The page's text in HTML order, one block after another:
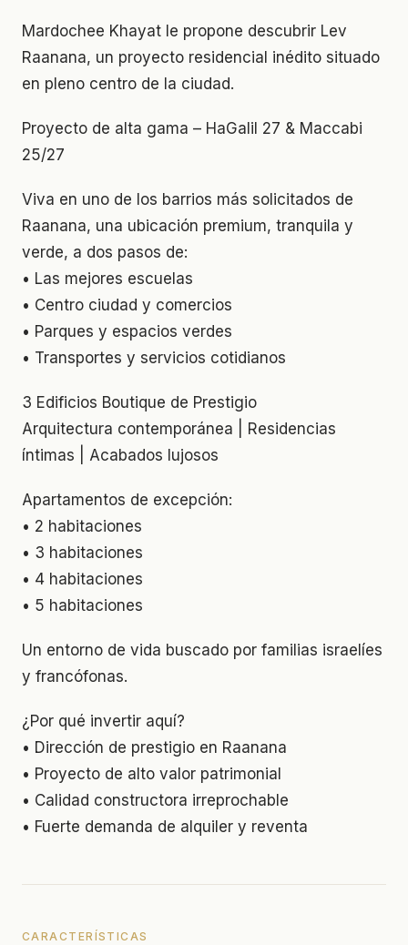
Mardochee Khayat le propone descubrir Lev
Raanana, un proyecto residencial inédito situado
en pleno centro de la ciudad.
Proyecto de alta gama – HaGalil 27 & Maccabi
25/27
Viva en uno de los barrios más solicitados de
Raanana, una ubicación premium, tranquila y
verde, a dos pasos de:
• Las mejores escuelas
• Centro ciudad y comercios
• Parques y espacios verdes
• Transportes y servicios cotidianos
3 Edificios Boutique de Prestigio
Arquitectura contemporánea | Residencias
íntimas | Acabados lujosos
Apartamentos de excepción:
• 2 habitaciones
• 3 habitaciones
• 4 habitaciones
• 5 habitaciones
Un entorno de vida buscado por familias israelíes
y francófonas.
¿Por qué invertir aquí?
• Dirección de prestigio en Raanana
• Proyecto de alto valor patrimonial
• Calidad constructora irreprochable
• Fuerte demanda de alquiler y reventa
CARACTERÍSTICAS